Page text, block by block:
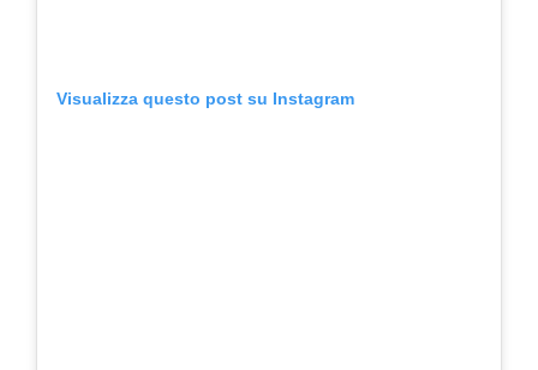
Visualizza questo post su Instagram